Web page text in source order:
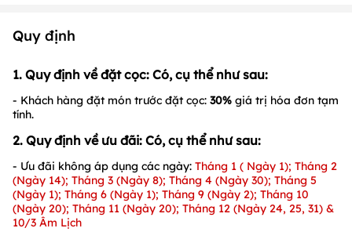
Quy định
1. Quy định về đặt cọc: Có, cụ thể như sau:
- Khách hàng đặt món trước đặt cọc: 30% giá trị hóa đơn tạm
tính.
2. Quy định về ưu đãi: Có, cụ thể như sau:
- Ưu đãi không áp dụng các ngày: Tháng 1 ( Ngày 1); Tháng 2
(Ngày 14); Tháng 3 (Ngày 8); Tháng 4 (Ngày 30); Tháng 5
(Ngày 1); Tháng 6 (Ngày 1); Tháng 9 (Ngày 2); Tháng 10
(Ngày 20); Tháng 11 (Ngày 20); Tháng 12 (Ngày 24, 25, 31) &
10/3 Âm Lịch